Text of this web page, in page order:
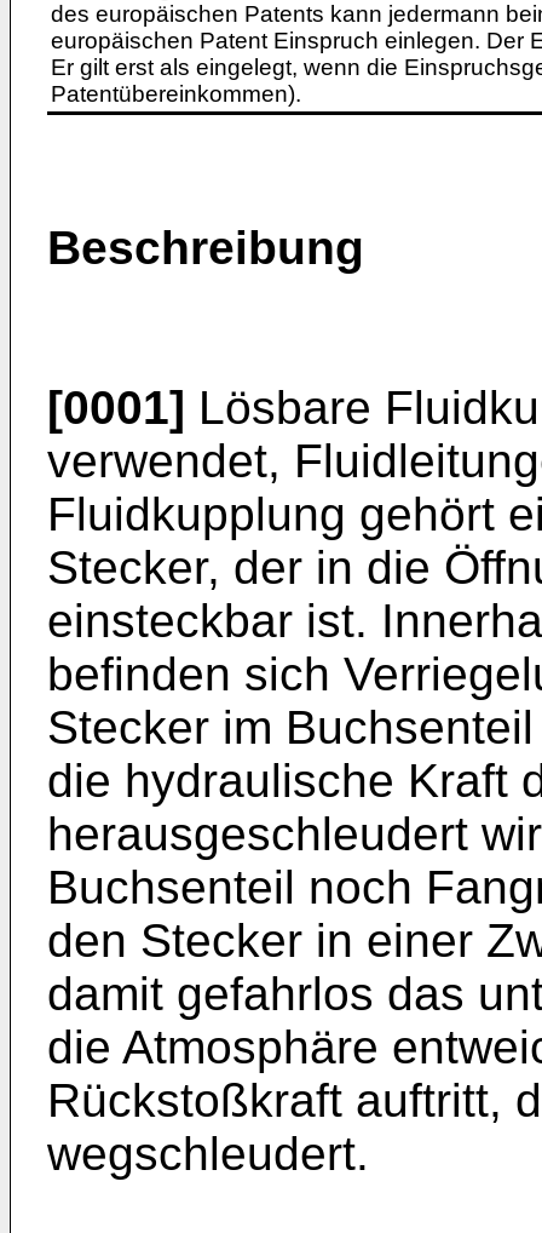
des europäischen Patents kann jedermann
europäischen Patent Einspruch einlegen. Der
Er gilt erst als eingelegt, wenn die
Patentübereinkommen).
Beschreibung
[0001] Lösbare
verwendet,
Fluidkupplung gehört
Stecker, der in die
einsteckbar ist.
befinden sich
Stecker im
die hydraulische Kraft
herausgeschleudert
Buchsenteil noch
den Stecker in einer
damit gefahrlos das
die Atmosphäre
Rückstoßkraft auftritt,
wegschleudert.